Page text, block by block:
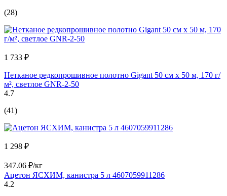
(28)
1 733 ₽
Нетканое редкопрошивное полотно Gigant 50 см х 50 м, 170 г/
м², светлое GNR-2-50
4.7
(41)
1 298 ₽
347.06 ₽/кг
Ацетон ЯСХИМ, канистра 5 л 4607059911286
4.2